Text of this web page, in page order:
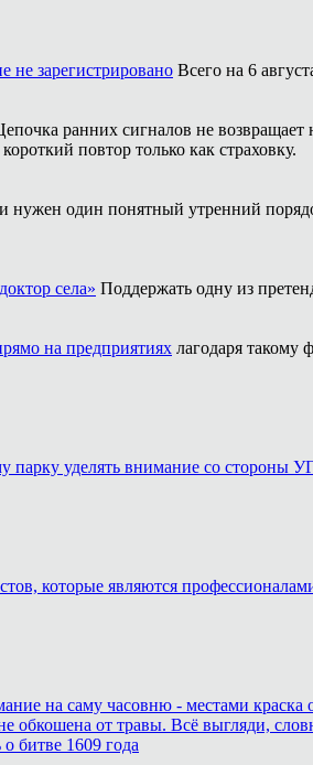
не зарегистрировано Всего на 6
ранних сигналов не
повтор только как страховку.
нужен один понятный утренний
села» Поддержать одну из
на предприятиях лагодаря такому
уделять внимание со стороны
которые являются
на саму часовню - местами
обкошена от травы. Всё выгляди,
битве 1609 года